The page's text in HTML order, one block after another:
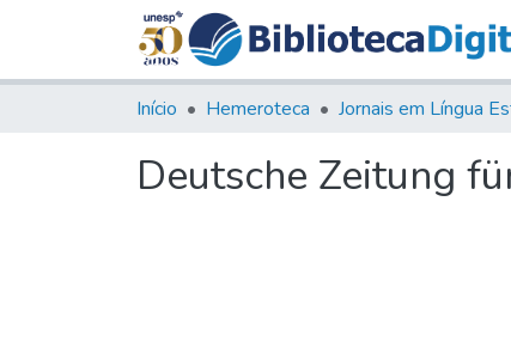
Início Hemeroteca
Deutsche Zeitung